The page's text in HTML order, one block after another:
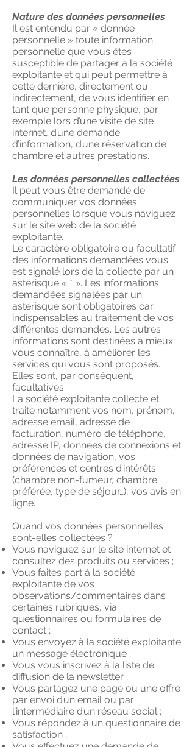
Nature des données personnelles
Il est entendu par « donnée
personnelle » toute information
personnelle que vous êtes
susceptible de partager à la société
exploitante et qui peut permettre à
cette dernière, directement ou
indirectement, de vous identifier en
tant que personne physique, par
exemple lors d’une visite de site
internet, d’une demande
d’information, d’une réservation de
chambre et autres prestations.
Les données personnelles collectées
Il peut vous être demandé de
communiquer vos données
personnelles lorsque vous naviguez
sur le site web de la société
exploitante.
Le caractère obligatoire ou facultatif
des informations demandées vous
est signalé lors de la collecte par un
astérisque « * ». Les informations
demandées signalées par un
astérisque sont obligatoires car
indispensables au traitement de vos
différentes demandes. Les autres
informations sont destinées à mieux
vous connaître, à améliorer les
services qui vous sont proposés.
Elles sont, par conséquent,
facultatives.
La société exploitante collecte et
traite notamment vos nom, prénom,
adresse email, adresse de
facturation, numéro de téléphone,
adresse IP, données de connexions et
données de navigation, vos
préférences et centres d’intérêts
(chambre non-fumeur, chambre
préférée, type de séjour…), vos avis en
ligne.
Quand vos données personnelles
sont-elles collectées ?
Vous naviguez sur le site internet et
consultez des produits ou services ;
Vous faites part à la société
exploitante de vos
observations/commentaires dans
certaines rubriques, via
questionnaires ou formulaires de
contact ;
Vous envoyez à la société exploitante
un message électronique ;
Vous vous inscrivez à la liste de
diffusion de la newsletter ;
Vous partagez une page ou une offre
par envoi d’un email ou par
l’intermédiaire d’un réseau social ;
Vous répondez à un questionnaire de
satisfaction ;